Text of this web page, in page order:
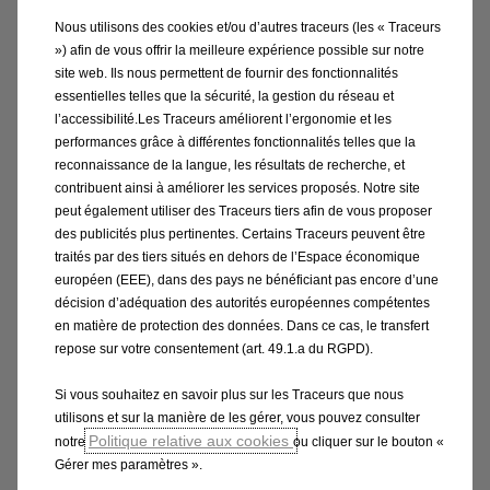
Solution De Recharge
Simple, transparent, intelligent : grâce aux
Nous utilisons des cookies et/ou d’autres traceurs (les « Traceurs
») afin de vous offrir la meilleure expérience possible sur notre
site web. Ils nous permettent de fournir des fonctionnalités
essentielles telles que la sécurité, la gestion du réseau et
l’accessibilité.Les Traceurs améliorent l’ergonomie et les
performances grâce à différentes fonctionnalités telles que la
reconnaissance de la langue, les résultats de recherche, et
contribuent ainsi à améliorer les services proposés. Notre site
peut également utiliser des Traceurs tiers afin de vous proposer
des publicités plus pertinentes. Certains Traceurs peuvent être
traités par des tiers situés en dehors de l’Espace économique
européen (EEE), dans des pays ne bénéficiant pas encore d’une
décision d’adéquation des autorités européennes compétentes
en matière de protection des données. Dans ce cas, le transfert
repose sur votre consentement (art. 49.1.a du RGPD).
Si vous souhaitez en savoir plus sur les Traceurs que nous
utilisons et sur la manière de les gérer, vous pouvez consulter
notre Politique relative aux cookies ou cliquer sur le bouton «
Gérer mes paramètres ».